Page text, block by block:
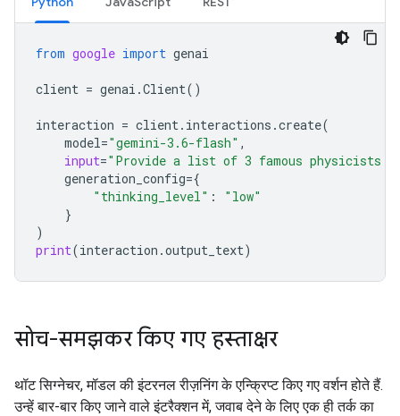
from google import genai
client = genai .Client()
interaction = client. interactions .create(
model="gemini-3.6-flash" ,
input="Provide a list of 3 famous physicists
generation_config={
"thinking_level" :
"low"
}
)
print(interaction .output_text)
सोच-समझकर किए गए हस्ताक्षर
थॉट सिग्नेचर, मॉडल की इंटरनल रीज़निंग के एन्क्रिप्ट किए गए वर्शन होते हैं.
उन्हें बार-बार किए जाने वाले इंटरैक्शन में, जवाब देने के लिए एक ही तर्क का